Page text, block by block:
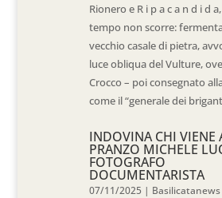
Rionero e R i p a c a n d i d
tempo non scorre:
vecchio casale di pietra,
luce obliqua del Vulture,
Crocco – poi consegnato
come il “generale dei
INDOVINA CHI VIENE
PRANZO MICHELE
FOTOGRAFO
DOCUMENTARISTA
07/11/2025 | Basilicatanews